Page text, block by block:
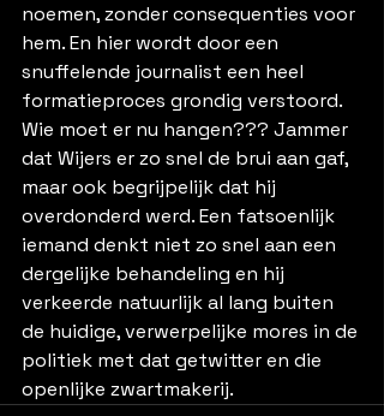
noemen, zonder consequenties voor
hem. En hier wordt door een
snuffelende journalist een heel
formatieproces grondig verstoord.
Wie moet er nu hangen??? Jammer
dat Wijers er zo snel de brui aan gaf,
maar ook begrijpelijk dat hij
overdonderd werd. Een fatsoenlijk
iemand denkt niet zo snel aan een
dergelijke behandeling en hij
verkeerde natuurlijk al lang buiten
de huidige, verwerpelijke mores in de
politiek met dat getwitter en die
openlijke zwartmakerij.